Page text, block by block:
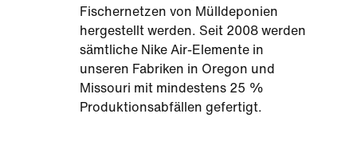
Fischernetzen von Mülldeponien
hergestellt werden. Seit 2008 werden
sämtliche Nike Air-Elemente in
unseren Fabriken in Oregon und
Missouri mit mindestens 25 %
Produktionsabfällen gefertigt.